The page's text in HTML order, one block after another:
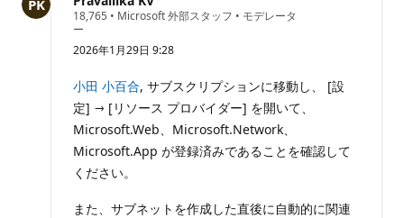
18,765 評
の
ポ
ン
ト
• Microsoft 外部スタッフ • モデレータ
ー
2026年1月29日 9:28
小田 小百合, サブスクリプションに移動し、 [設
定] → [リソース プロバイダー] を開いて、
Microsoft.Web、Microsoft.Network、
Microsoft.App が登録済みであることを確認して
ください。
また、サブネットを作成した直後に自動的に関連